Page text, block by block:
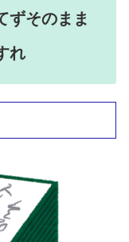
そのまま
れ